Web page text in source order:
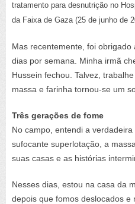
tratamento para desnutrição no
da Faixa de Gaza (25 de junho de
Mas recentemente, foi
dias por semana. Minha irmã
Hussein fechou. Talvez,
massa e farinha tornou-se um
Três gerações de fome
No campo, entendi a
sufocante superlotação, a
suas casas e as histórias
Nesses dias, estou na casa da
depois que fomos deslocados e